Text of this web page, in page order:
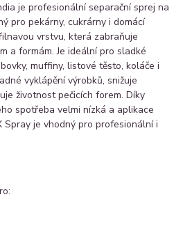
je profesionální separační sprej na
pro pekárny, cukrárny i domácí
vrstvu, která zabraňuje
a formám. Je ideální pro sladké
muffiny, listové těsto, koláče i
vyklápění výrobků, snižuje
životnost pečicích forem. Díky
spotřeba velmi nízká a aplikace
Spray je vhodný pro profesionální i